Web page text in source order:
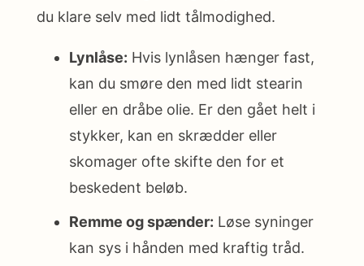
du klare selv med lidt tålmodighed.
Lynlåse: Hvis lynlåsen hænger fast,
kan du smøre den med lidt stearin
eller en dråbe olie. Er den gået helt i
stykker, kan en skrædder eller
skomager ofte skifte den for et
beskedent beløb.
Remme og spænder: Løse syninger
kan sys i hånden med kraftig tråd.